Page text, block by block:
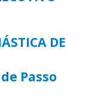
DE
Passo